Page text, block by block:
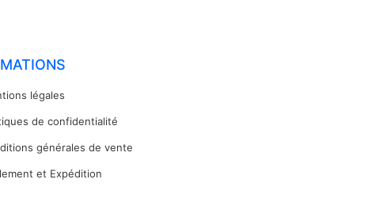
légales
de confidentialité
générales de vente
et Expédition